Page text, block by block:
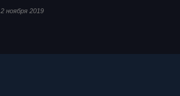
2 ноября 2019